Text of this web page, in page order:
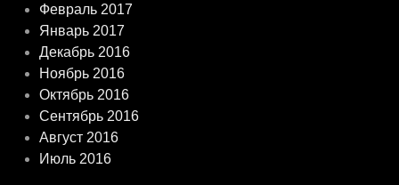
Февраль 2017
Январь 2017
Декабрь 2016
Ноябрь 2016
Октябрь 2016
Сентябрь 2016
Август 2016
Июль 2016